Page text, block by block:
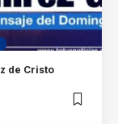
de Cristo